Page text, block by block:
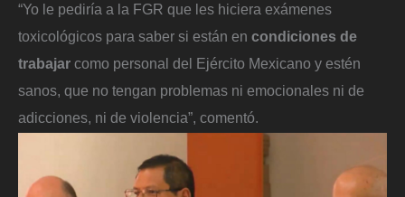
“Yo le pediría a la FGR que les hiciera exámenes
toxicológicos para saber si están en condiciones de
trabajar como personal del Ejército Mexicano y estén
sanos, que no tengan problemas ni emocionales ni de
adicciones, ni de violencia”, comentó.